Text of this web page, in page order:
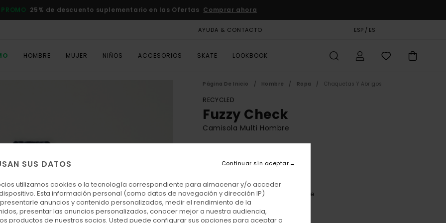
PROMO 25% de descuento suplementario en las Ofertas Comprar ahora
AYUDA & CONTACTO ESP / ES
HOMBRE MUJER NIÑOS ACCESORIOS SKATE LOOKBOOK
Página De Inicio Hombre Ropa Chaquetas Y Abrigos
RECYCLED
Fuzzy Check
Camisola Multi Hombre
140,00 €
ColorBrushed Plaid Dark Slate
SUS DATOS
utilizamos cookies o la tecnología correspondiente para almacenar y/o acceder
Esta información personal (como datos de navegación y dirección IP)
anuncios y contenido personalizados, medir el rendimiento de la
presentar las anuncios personalizados, conocer mejor a nuestra audiencia,
productos de nuestros socios. Usted puede configurar sus opciones para aceptar o
Continuar sin aceptar